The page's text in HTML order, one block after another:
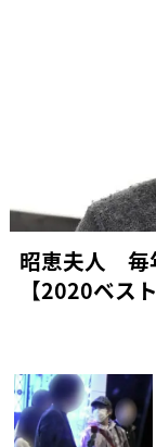
昭恵夫人 毎
【2020ベス